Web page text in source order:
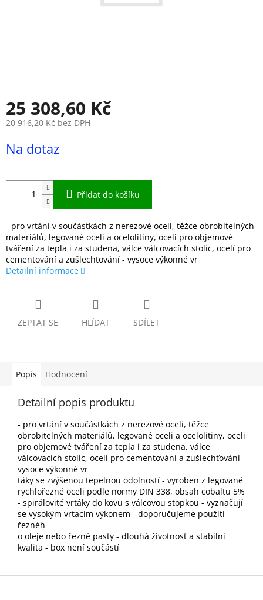
25 308,60 Kč
20 916,20 Kč bez DPH
cena:
Na dotaz
Přidat do košíku
- pro vrtání v součástkách z nerezové oceli, těžce obrobitelných
materiálů, legované oceli a ocelolitiny, oceli pro objemové
tváření za tepla i za studena, válce válcovacích stolic, ocelí pro
cementování a zušlechťování - vysoce výkonné vr
Detailní informace
ZEPTAT SE HLÍDAT SDÍLET
Popis Hodnocení
Detailní popis produktu
- pro vrtání v součástkách z nerezové oceli, těžce
obrobitelných materiálů, legované oceli a ocelolitiny, oceli
pro objemové tváření za tepla i za studena, válce
válcovacích stolic, ocelí pro cementování a zušlechťování -
vysoce výkonné vr
táky se zvýšenou tepelnou odolností - vyroben z legované
rychlořezné oceli podle normy DIN 338, obsah cobaltu 5%
- spirálovité vrtáky do kovu s válcovou stopkou - vyznačují
se vysokým vrtacím výkonem - doporučujeme použití
řeznéh
o oleje nebo řezné pasty - dlouhá životnost a stabilní
kvalita - box není součástí
Z